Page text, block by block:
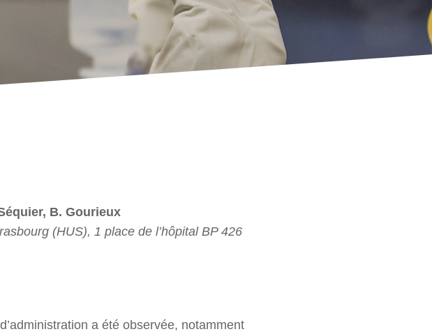
B. Gourieux
(HUS), 1 place de l’hôpital BP 426
a été observée, notamment